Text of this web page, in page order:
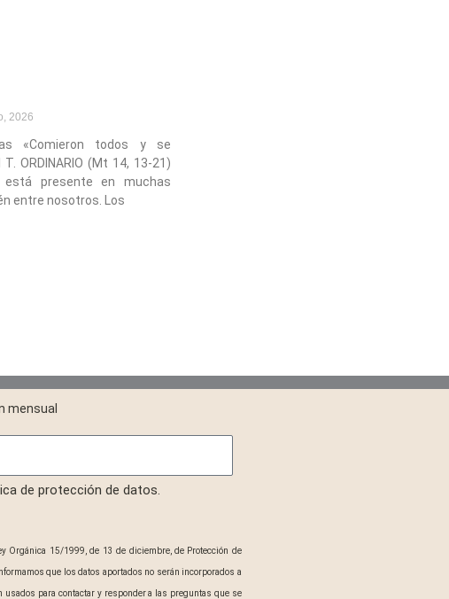
2026
«Comieron todos y se
T. ORDINARIO (Mt 14, 13-21)
está presente en muchas
entre nosotros. Los
mensual
de protección de datos.
Orgánica 15/1999, de 13 de diciembre, de Protección de
que los datos aportados no serán incorporados a
usados para contactar y responder a las preguntas que se